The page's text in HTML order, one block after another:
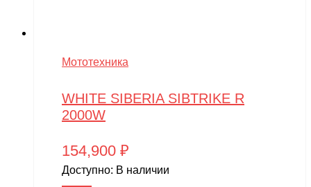
Мототехника
WHITE SIBERIA SIBTRIKE R
2000W
154,900 ₽
Доступно: В наличии